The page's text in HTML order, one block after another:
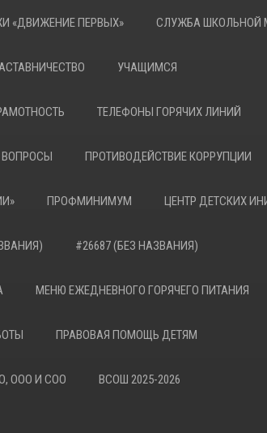
«ДВИЖЕНИЕ ПЕРВЫХ» СЛУЖБА ШКОЛЬНОЙ
УЧАЩИМСЯ
ТЕЛЕФОНЫ ГОРЯЧИХ ЛИНИЙ
ПРОТИВОДЕЙСТВИЕ КОРРУПЦИИ
ПРОФМИНИМУМ ЦЕНТР ДЕТСКИХ
#26687 (БЕЗ НАЗВАНИЯ)
МЕНЮ ЕЖЕДНЕВНОГО ГОРЯЧЕГО ПИТАНИЯ
ПРАВОВАЯ ПОМОЩЬ ДЕТЯМ
ООО И СОО ВСОШ 2025-2026